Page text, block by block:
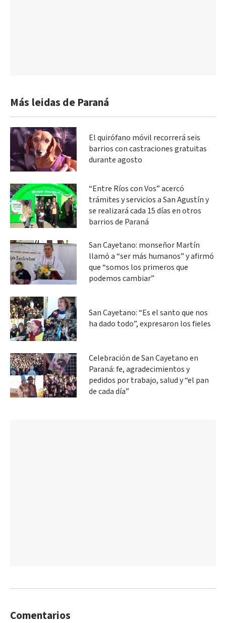
Más leidas de Paraná
El quirófano móvil recorrerá seis
barrios con castraciones gratuitas
durante agosto
“Entre Ríos con Vos” acercó
trámites y servicios a San Agustín y
se realizará cada 15 días en otros
barrios de Paraná
San Cayetano: monseñor Martín
llamó a “ser más humanos” y afirmó
que “somos los primeros que
podemos cambiar”
San Cayetano: “Es el santo que nos
ha dado todo”, expresaron los fieles
Celebración de San Cayetano en
Paraná: fe, agradecimientos y
pedidos por trabajo, salud y “el pan
de cada día”
Comentarios